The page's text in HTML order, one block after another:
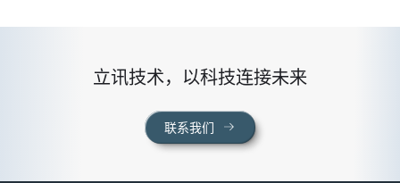
立讯技术，以科技连接未来
联系我们